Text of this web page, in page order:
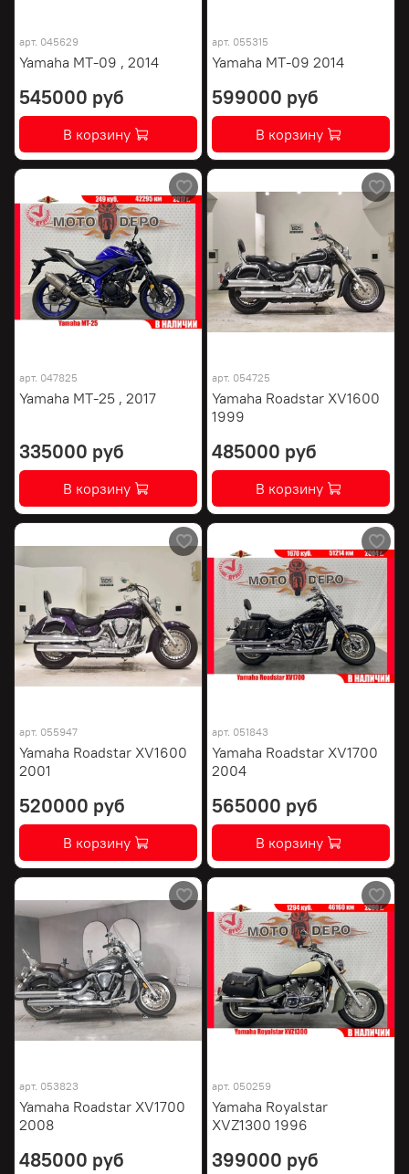
арт. 045629
Yamaha MT-09 , 2014
545000 руб
В корзину
арт. 055315
Yamaha MT-09 2014
599000 руб
В корзину
арт. 047825
Yamaha MT-25 , 2017
335000 руб
В корзину
арт. 054725
Yamaha Roadstar XV1600
1999
485000 руб
В корзину
арт. 055947
Yamaha Roadstar XV1600
2001
520000 руб
В корзину
арт. 051843
Yamaha Roadstar XV1700
2004
565000 руб
В корзину
арт. 053823
Yamaha Roadstar XV1700
2008
485000 руб
арт. 050259
Yamaha Royalstar
XVZ1300 1996
399000 руб